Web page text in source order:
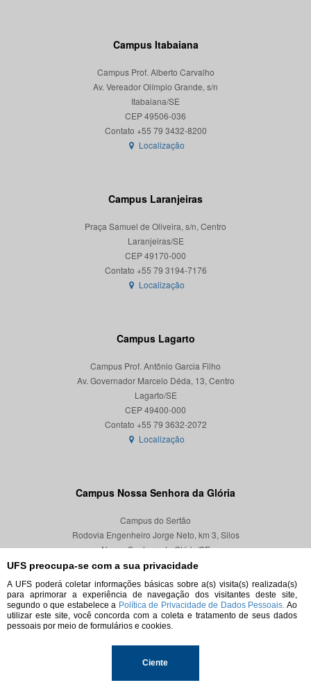
UFS preocupa-se com a sua privacidade
A UFS poderá coletar informações básicas sobre a(s) visita(s) realizada(s)
para aprimorar a experiência de navegação dos visitantes deste site,
segundo o que estabelece a Política de Privacidade de Dados Pessoais. Ao
utilizar este site, você concorda com a coleta e tratamento de seus dados
pessoais por meio de formulários e cookies.
Ciente
Campus Itabaiana
Campus Prof. Alberto Carvalho
Av. Vereador Olímpio Grande, s/n
Itabaiana/SE
CEP 49506-036
Localização
Campus Laranjeiras
Praça Samuel de Oliveira, s/n, Centro
Laranjeiras/SE
CEP 49170-000
Localização
Campus Lagarto
Campus Prof. Antônio Garcia Filho
Av. Governador Marcelo Déda, 13, Centro
Lagarto/SE
CEP 49400-000
Localização
Campus Nossa Senhora da Glória
Campus do Sertão
Rodovia Engenheiro Jorge Neto, km 3, Silos
Nossa Senhora da Glória/SE
CEP 49680-000
Localização
© 2026. Todos os direitos reservados.
Universidade Federal de Sergipe.